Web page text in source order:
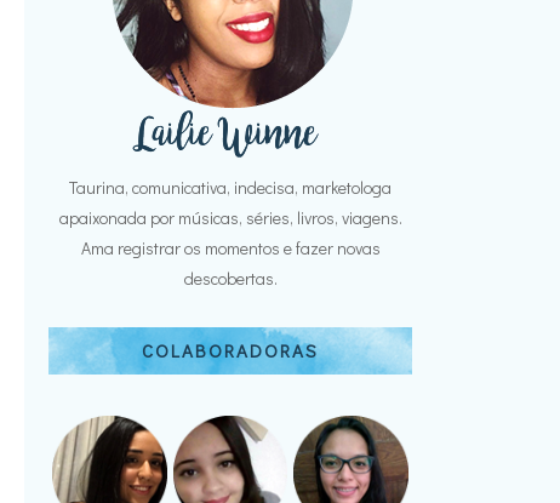
Taurina, comunicativa, indecisa, marketologa
apaixonada por músicas, séries, livros, viagens.
Ama registrar os momentos e fazer novas
descobertas.
COLABORADORAS